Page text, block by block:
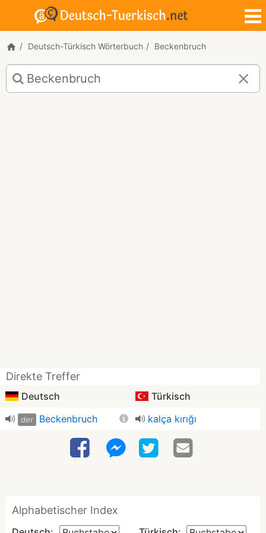
Deutsch-Türkisch Wörterbuch Beckenbruch
Deutsch-
Türkisch
Übersetzung
Direkte Treffer
Deutsch Türkisch
der Beckenbruch kalça kırığı
Alphabetischer Index